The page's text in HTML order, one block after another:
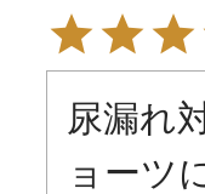
尿漏れ
ョーツ